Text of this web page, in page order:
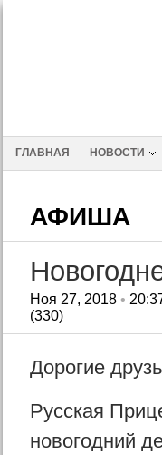
ГЛАВНАЯ НОВОСТИ
АФИША
Ноя 27, 2018•
(330)
Дорогие
Русская
новогодний